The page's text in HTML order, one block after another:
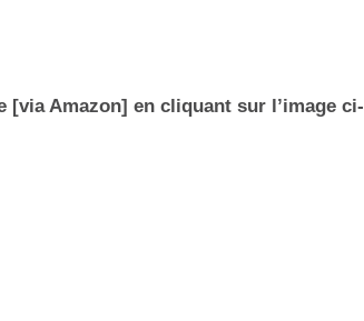
[via Amazon] en cliquant sur l’image ci-